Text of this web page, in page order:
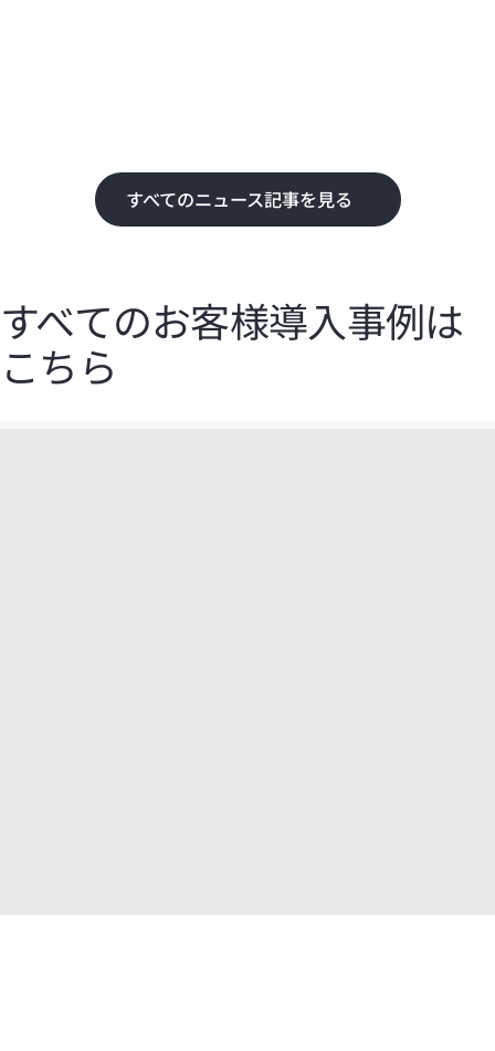
すべてのニュース記事を見る
すべてのお客様導入事例は
こちら